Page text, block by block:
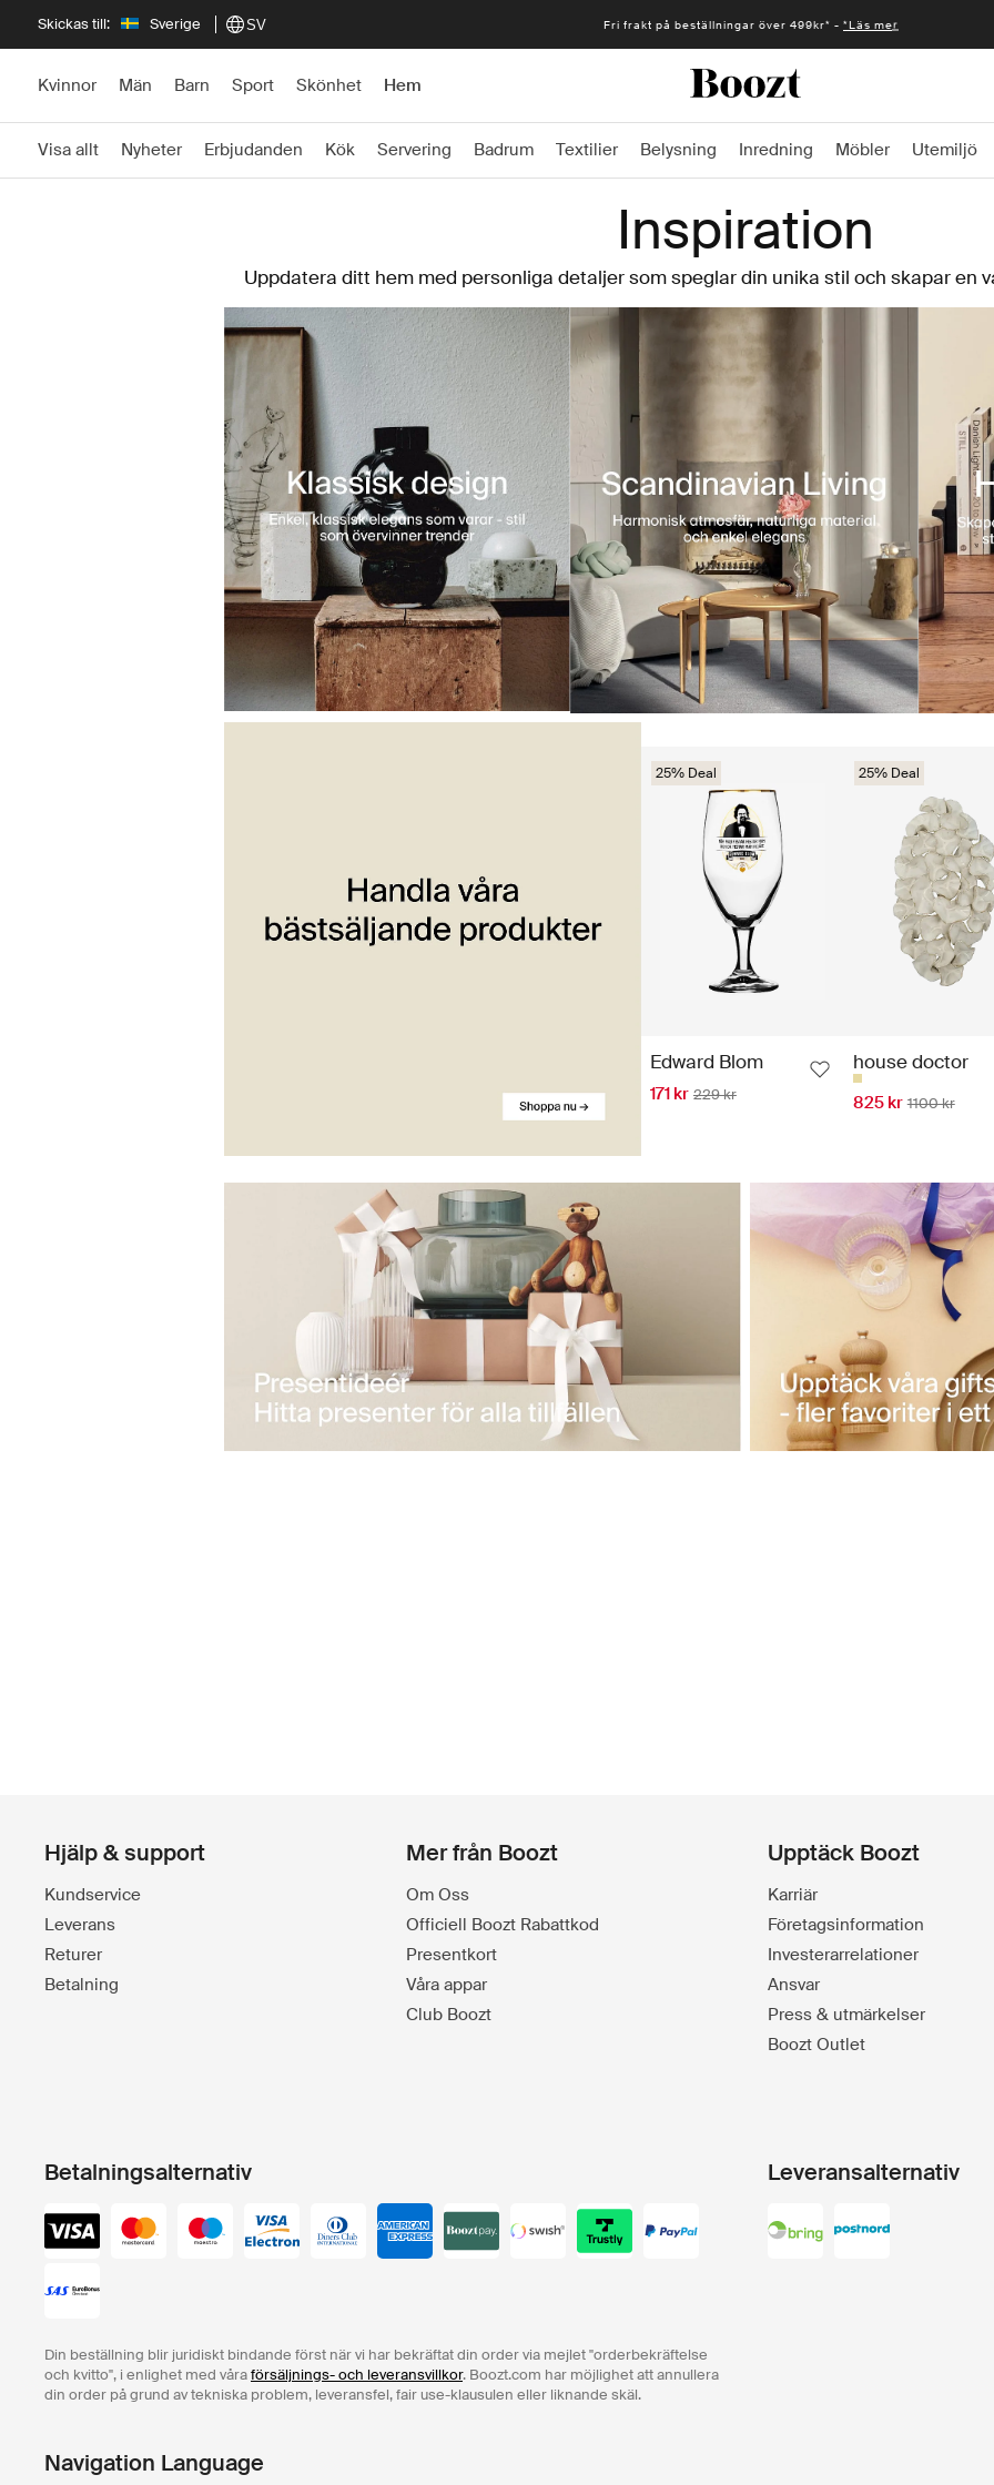
Skickas till: Sverige SV Fri frakt på beställningar över 499kr* - *Läs mer
Kvinnor Män Barn Sport Skönhet Hem
Visa allt Nyheter Erbjudanden Kök Servering Badrum Textilier Belysning Inredning Möbler Utemiljö
Inspiration
Uppdatera ditt hem med personliga detaljer som speglar din unika stil och skapar en
25% Deal
Edward Blom
171 kr 229 kr
25% Deal
house doctor
825 kr 1100 kr
Utemiljö
Dags att väcka uteplatsen till liv
Shoppa uteliv →
Kök
Sovrum
Hjälp & support
Kundservice
Leverans
Returer
Betalning
Mer från Boozt
Om Oss
Officiell Boozt Rabattkod
Presentkort
Våra appar
Club Boozt
Upptäck Boozt
Karriär
Företagsinformation
Investerarrelationer
Ansvar
Press & utmärkelser
Boozt Outlet
Betalningsalternativ
Din beställning blir juridiskt bindande först när vi har bekräftat din order via mejlet "orderbekräftelse
och kvitto", i enlighet med våraförsäljnings- och leveransvillkor. Boozt.com har möjlighet att annullera
din order på grund av tekniska problem, leveransfel, fair use-klausulen eller liknande skäl.
Leveransalternativ
Navigation Language